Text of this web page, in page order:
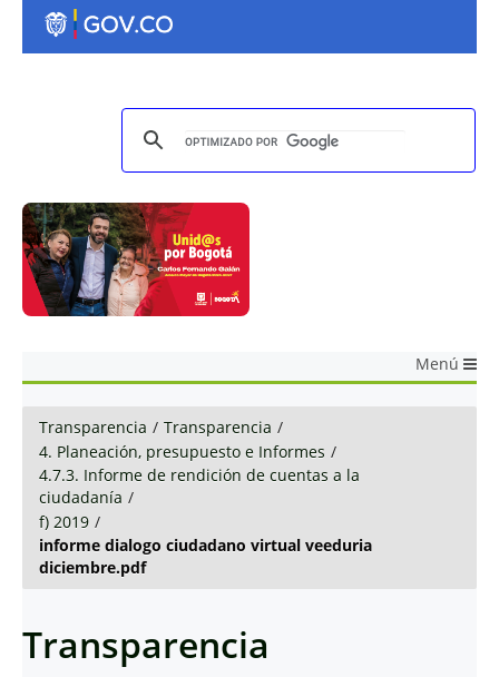
Menú
Transparencia / Transparencia /
4. Planeación, presupuesto e Informes /
4.7.3. Informe de rendición de cuentas a la
ciudadanía /
f) 2019 /
informe dialogo ciudadano virtual veeduria
diciembre.pdf
Transparencia